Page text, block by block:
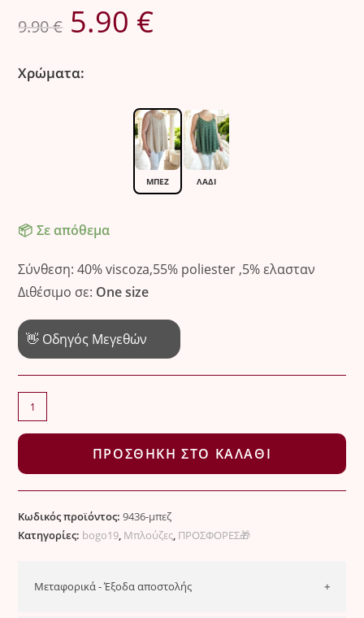
9.90€
Original
was:
5.90 €
5.90 €.
Χρώματα:
ΜΠΕΖ ΛΑΔΙ
Σε απόθεμα
Σύνθεση: 40% viscoza,55% poliester ,5% ελασταν
Διθέσιμο σε: One size
👋 Οδηγός Μεγεθών
Αέρινο
πουά
τοπ
ποσότητα
ΠΡΟΣΘΉΚΗ ΣΤΟ ΚΑΛΆΘΙ
Κωδικός προϊόντος:9436-μπεζ
Κατηγορίες: bogo19, Μπλούζες, ΠΡΟΣΦΟΡΕΣ🎁
Μεταφορικά - Έξοδα αποστολής